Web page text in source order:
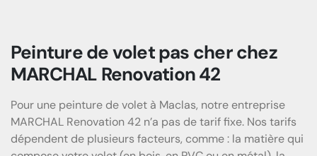
Peinture de volet pas cher chez
MARCHAL Renovation 42
Pour une peinture de volet à Maclas, notre entreprise
MARCHAL Renovation 42 n’a pas de tarif fixe. Nos tarifs
dépendent de plusieurs facteurs, comme : la matière qui